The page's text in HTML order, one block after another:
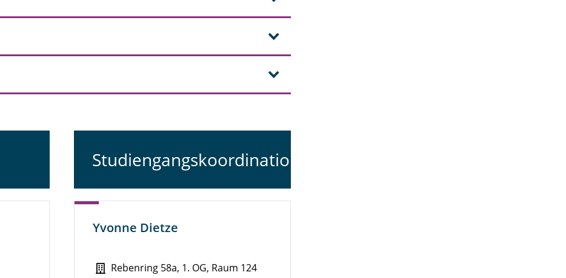
Studiengangskoordination
Yvonne Dietze
Rebenring 58a, 1. OG, Raum 124